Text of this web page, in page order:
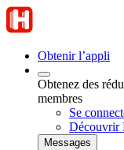
Obtenir l’appli
Obtenez des
membres
Se
Découvrir
Messages